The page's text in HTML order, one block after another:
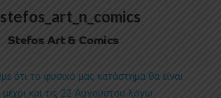
Stefos Art & Comics